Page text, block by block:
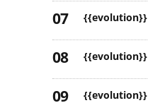
{{evolution}}
{{evolution}}
{{evolution}}